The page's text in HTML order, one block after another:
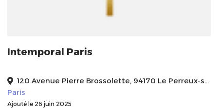
Intemporal Paris
120 Avenue Pierre Brossolette, 94170 Le Perreux-sur-Marne
Paris
Ajouté le 26 juin 2025